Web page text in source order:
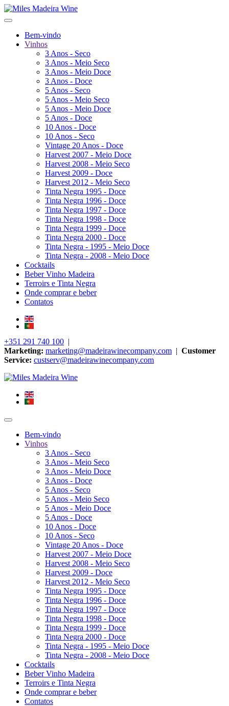
Bem-vindo
Vinhos
3 Anos - Seco
3 Anos - Meio Seco
3 Anos - Meio Doce
3 Anos - Doce
5 Anos - Seco
5 Anos - Meio Seco
5 Anos - Meio Doce
5 Anos - Doce
10 Anos - Doce
10 Anos - Seco
Vintage 20 Anos - Doce
Harvest 2007 - Meio Doce
Harvest 2008 - Meio Seco
Harvest 2009 - Doce
Harvest 2012 - Meio Seco
Tinta Negra 1995 - Doce
Tinta Negra 1996 - Doce
Tinta Negra 1997 - Doce
Tinta Negra 1998 - Doce
Tinta Negra 1999 - Doce
Tinta Negra 2000 - Doce
Tinta Negra - 1995 - Meio Doce
Tinta Negra - 2008 - Meio Doce
Cocktails
Beber Vinho Madeira
Terroirs e Tinta Negra
Onde comprar e beber
Contatos
+351 291 740 100 |
Marketing: marketing@madeirawinecompany.com | Customer
Service: custserv@madeirawinecompany.com
Bem-vindo
Vinhos
3 Anos - Seco
3 Anos - Meio Seco
3 Anos - Meio Doce
3 Anos - Doce
5 Anos - Seco
5 Anos - Meio Seco
5 Anos - Meio Doce
5 Anos - Doce
10 Anos - Doce
10 Anos - Seco
Vintage 20 Anos - Doce
Harvest 2007 - Meio Doce
Harvest 2008 - Meio Seco
Harvest 2009 - Doce
Harvest 2012 - Meio Seco
Tinta Negra 1995 - Doce
Tinta Negra 1996 - Doce
Tinta Negra 1997 - Doce
Tinta Negra 1998 - Doce
Tinta Negra 1999 - Doce
Tinta Negra 2000 - Doce
Tinta Negra - 1995 - Meio Doce
Tinta Negra - 2008 - Meio Doce
Cocktails
Beber Vinho Madeira
Terroirs e Tinta Negra
Onde comprar e beber
Contatos